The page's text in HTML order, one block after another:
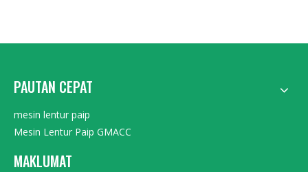
PAUTAN CEPAT
mesin lentur paip
Mesin Lentur Paip GMACC
MAKLUMAT